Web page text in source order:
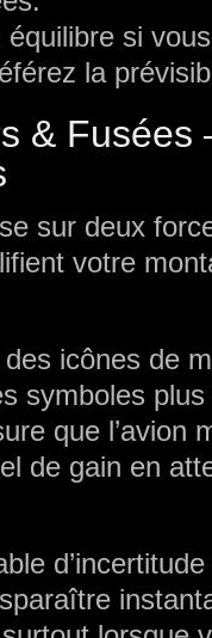
si
la
&
sur deux
votre
icônes de
symboles
que l’avion
de gain en